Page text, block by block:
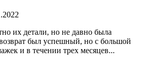
их детали, но не давно была
был успешный, но с большой
и в течении трех месяцев...